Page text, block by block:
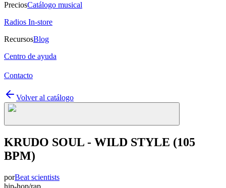
PreciosCatálogo musical
Radios In-store
RecursosBlog
Centro de ayuda
Contacto
Volver al catálogo
KRUDO SOUL - WILD STYLE (105
BPM)
porBeat scientists
hip-hop/rap